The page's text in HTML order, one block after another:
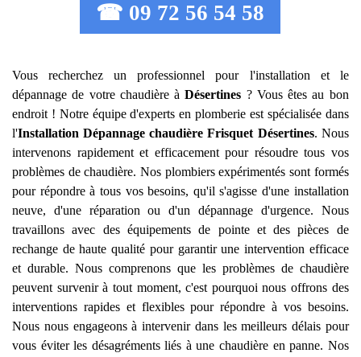
☎ 09 72 56 54 58
Vous recherchez un professionnel pour l'installation et le
dépannage de votre chaudière àDésertines ? Vous êtes au bon
endroit ! Notre équipe d'experts en plomberie est spécialisée dans
l'Installation Dépannage chaudière Frisquet Désertines. Nous
intervenons rapidement et efficacement pour résoudre tous vos
problèmes de chaudière. Nos plombiers expérimentés sont formés
pour répondre à tous vos besoins, qu'il s'agisse d'une installation
neuve, d'une réparation ou d'un dépannage d'urgence. Nous
travaillons avec des équipements de pointe et des pièces de
rechange de haute qualité pour garantir une intervention efficace
et durable. Nous comprenons que les problèmes de chaudière
peuvent survenir à tout moment, c'est pourquoi nous offrons des
interventions rapides et flexibles pour répondre à vos besoins.
Nous nous engageons à intervenir dans les meilleurs délais pour
vous éviter les désagréments liés à une chaudière en panne. Nos